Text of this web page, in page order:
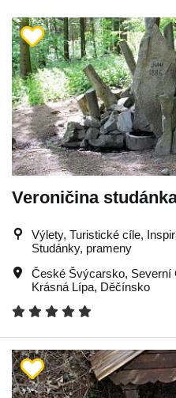
Veroničina
Výlety, Turistické cíle,
Studánky, prameny
České Švýcarsko, Severní
Krásná Lípa, Děčínsko